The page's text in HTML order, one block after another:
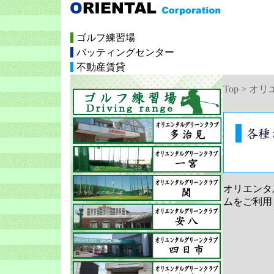
ゴルフ練習場
バッティングセンター
不動産賃貸
Top > オリ
オリエン
ムをご利